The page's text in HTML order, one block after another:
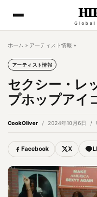
Global
ホーム » アーティスト情報 »
アーティスト情報
セクシー・レ
プホップアイ
CookOliver 2024年10月6日
Facebook X